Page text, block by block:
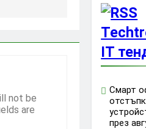
not be
are
IT
Смарт
през